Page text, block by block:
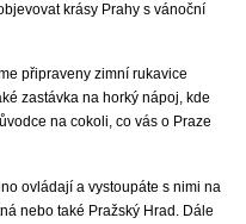
krásy Prahy s vánoční
připraveny zimní rukavice
zastávka na horký nápoj, kde
na cokoli, co vás o Praze
ovládají a vystoupáte s nimi na
nebo také Pražský Hrad. Dále